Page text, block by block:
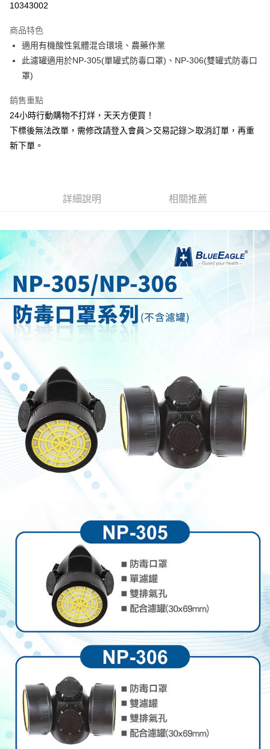
Google Pay
全盈+PAY
AFTEE先享後付
相關說明
AFTEE先享後付是「在收到商品之後才付款」的支付方式。 讓您購物簡單
便利好安心！
１．簡單：不需註冊會員、不需綁卡、不需儲值。
２．便利：只要手機號碼，簡訊認證，即可結帳。
１．於結帳方式選擇「AFTEE先享後付」後，將跳轉至「AFTEE先享後付」
３．收到繳費通知簡訊後14天內，點擊此簡訊中的連結，可透過四大超商／
ATM／網路銀行／等多元方式進行付款，方視為交易完成。
※ 請注意：結帳手續完成當下不需立刻繳費，但若您需要取消訂單，請聯絡
購買商品的店家。未經商家同意取消之訂單仍視為有效，需透過AFTEE先享
※ 交易是否成功請以「AFTEE先享後付 」之結帳頁面顯示為準，若有關於
是否繳費成功／繳費後需取消欲退款等相關疑問，請聯繫「AFTEE先享後付
客戶支援中心」https://netprotections.freshdesk.com/support/home
【注意事項】
權轉讓予恩沛科技股份有限公司。
２．關於個人資料處理事宜，請瀏覽以下網址：
https://aftee.tw/terms/#terms3
３．未成年的使用者請事先徵得法定代理人或監護人之同意方可使用
「AFTEE先享後付」，若未經同意申辦者引起之損失，本公司不負相關責
任。
４．使用「AFTEE先享後付」時，將依據個別帳號之用戶狀況，依本公司即
時審查核予不同之上限額度；若仍有額度不足之情形，本公司將視審查結果
請求用戶進行身份認證。
５．嚴禁一人註冊多個帳號或使用他人資訊註冊。若發現惡意使用之情形，
恩沛科技股份有限公司將有權停止該用戶之使用額度並採取法律行動。
ATM付款
運送方式
付款後全家取貨
7-11取貨付款
每筆NT$60，滿NT$2,000(含以上)免運費
付款後7-11取貨
每筆NT$60，滿NT$2,000(含以上)免運費
一般地區宅配<如偏遠地區會員請勿選擇一般宅配，請點選其他選項
每筆NT$90，滿NT$2,000(含以上)免運費
🚚偏遠地區宅配<請務必選擇此配送方式，偏遠地區可參照『首頁→
會員需知→偏遠地區配送事項』
每筆NT$120
🚢離島配送
每筆NT$250
10343002
商品特色
適用有機酸性氣體混合環境、農藥作業
此濾罐適用於NP-305(單罐式防毒口罩)、NP-306(雙罐式防毒口
罩)
銷售重點
24小時行動購物不打烊，天天方便買！
下標後無法改單，需修改請登入會員＞交易記錄＞取消訂單，再重
新下單。
詳細說明 相關推薦